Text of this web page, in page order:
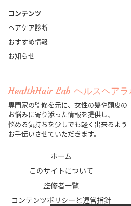
コンテンツ
ヘアケア診断
おすすめ情報
お知らせ
HealthHair Lab ヘルスヘアラ
専門家の監修を元に、女性の髪や頭皮の
お悩みに寄り添った情報を提供し、
悩める気持ちを少しでも軽く出来るよう
お手伝いさせていただきます。
ホーム
このサイトについて
監修者一覧
コンテンツポリシーと運営指針